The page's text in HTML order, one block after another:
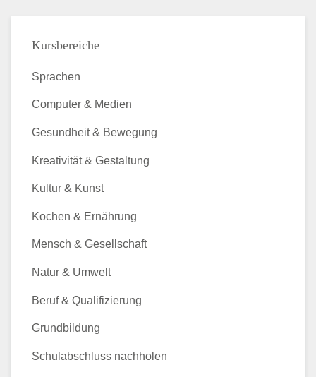
Kursbereiche
Sprachen
Computer & Medien
Gesundheit & Bewegung
Kreativität & Gestaltung
Kultur & Kunst
Kochen & Ernährung
Mensch & Gesellschaft
Natur & Umwelt
Beruf & Qualifizierung
Grundbildung
Schulabschluss nachholen